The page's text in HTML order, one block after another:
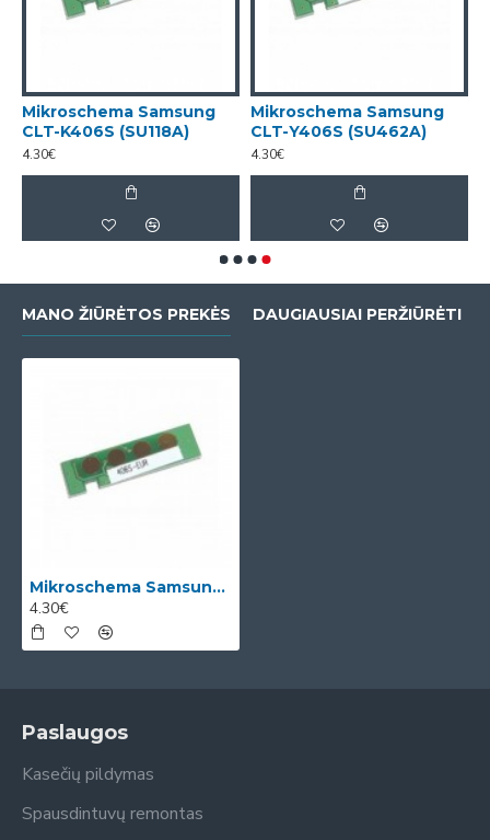
Mikroschema Samsung
CLT-K406S (SU118A)
4.30€
Mikroschema Samsung
CLT-Y406S (SU462A)
4.30€
MANO ŽIŪRĖTOS PREKĖS DAUGIAUSIAI PERŽIŪRĖTI
Mikroschema Samsung CLT-M406S (SU252A)
4.30€
Paslaugos
Kasečių pildymas
Spausdintuvų remontas